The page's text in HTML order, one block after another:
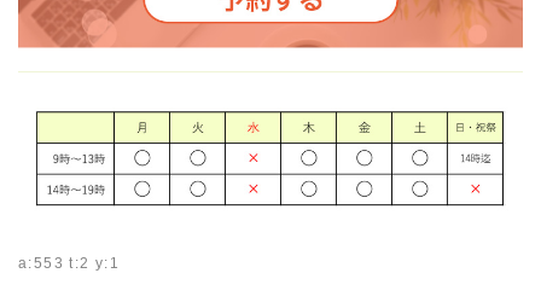
a:553 t:2 y:1